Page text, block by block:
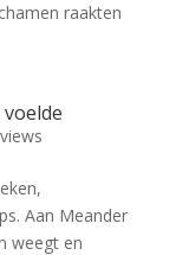
raakten
Aan Meander
weegt en